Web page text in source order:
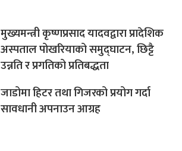
मुख्यमन्त्री कृष्णप्रसाद यादवद्वारा प्रादेशिक
अस्पताल पोखरियाको समुद्घाटन, छिट्टै
उन्नति र प्रगतिको प्रतिबद्धता
जाडोमा हिटर तथा गिजरको प्रयोग गर्दा
सावधानी अपनाउन आग्रह